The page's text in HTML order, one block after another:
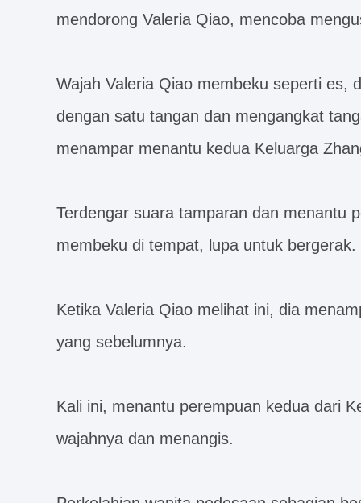
mendorong Valeria Qiao, mencoba
Wajah Valeria Qiao membeku seperti es,
dengan satu tangan dan mengangkat
menampar menantu kedua Keluarga
Terdengar suara tamparan dan menantu
membeku di tempat, lupa untuk bergerak.
Ketika Valeria Qiao melihat ini, dia
yang sebelumnya.
Kali ini, menantu perempuan kedua dari
wajahnya dan menangis.